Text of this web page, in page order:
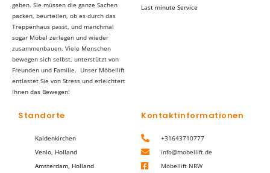
geben. Sie müssen die ganze Sachen
packen, beurteilen, ob es durch das
Treppenhaus passt, und manchmal
sogar Möbel zerlegen und wieder
zusammenbauen. Viele Menschen
bewegen sich selbst, unterstützt von
Freunden und Familie. Unser Möbellift
entlastet Sie von Stress und erleichtert
Ihnen das Bewegen!
Last minute Service
Standorte
Kaldenkirchen
Venlo, Holland
Amsterdam, Holland
Kontaktinformationen
+31643710777
info@mobellift.de
Möbellift NRW